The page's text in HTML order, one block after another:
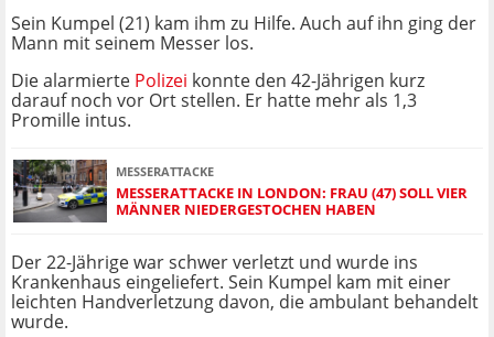
Sein Kumpel (21) kam ihm zu Hilfe. Auch auf ihn ging der
Mann mit seinem Messer los.
Die alarmierte Polizei konnte den 42-Jährigen kurz
darauf noch vor Ort stellen. Er hatte mehr als 1,3
Promille intus.
MESSERATTACKE
MESSERATTACKE IN LONDON: FRAU (47) SOLL VIER
MÄNNER NIEDERGESTOCHEN HABEN
Der 22-Jährige war schwer verletzt und wurde ins
Krankenhaus eingeliefert. Sein Kumpel kam mit einer
leichten Handverletzung davon, die ambulant behandelt
wurde.